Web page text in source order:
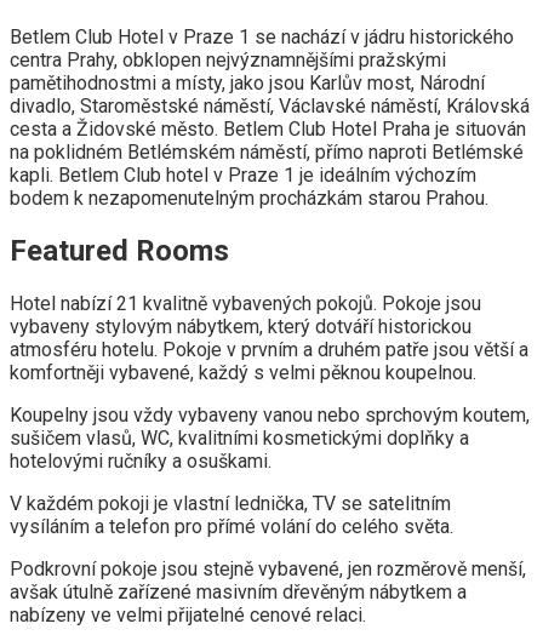
Betlem Club Hotel v Praze 1 se nachází v jádru historického
centra Prahy, obklopen nejvýznamnějšími pražskými
pamětihodnostmi a místy, jako jsou Karlův most, Národní
divadlo, Staroměstské náměstí, Václavské náměstí, Královská
cesta a Židovské město. Betlem Club Hotel Praha je situován
na poklidném Betlémském náměstí, přímo naproti Betlémské
kapli. Betlem Club hotel v Praze 1 je ideálním výchozím
bodem k nezapomenutelným procházkám starou Prahou.
Featured Rooms
Hotel nabízí 21 kvalitně vybavených pokojů. Pokoje jsou
vybaveny stylovým nábytkem, který dotváří historickou
atmosféru hotelu. Pokoje v prvním a druhém patře jsou větší a
komfortněji vybavené, každý s velmi pěknou koupelnou.
Koupelny jsou vždy vybaveny vanou nebo sprchovým koutem,
sušičem vlasů, WC, kvalitními kosmetickými doplňky a
hotelovými ručníky a osuškami.
V každém pokoji je vlastní lednička, TV se satelitním
vysíláním a telefon pro přímé volání do celého světa.
Podkrovní pokoje jsou stejně vybavené, jen rozměrově menší,
avšak útulně zařízené masivním dřevěným nábytkem a
nabízeny ve velmi přijatelné cenové relaci.